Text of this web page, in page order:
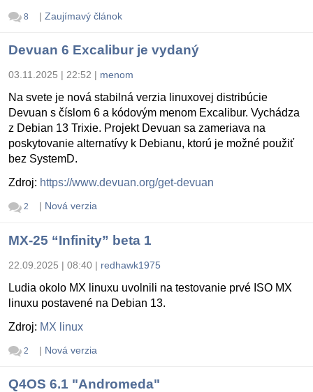
8 | Zaujímavý článok
Devuan 6 Excalibur je vydaný
03.11.2025 | 22:52 | menom
Na svete je nová stabilná verzia linuxovej distribúcie
Devuan s číslom 6 a kódovým menom Excalibur. Vychádza
z Debian 13 Trixie. Projekt Devuan sa zameriava na
poskytovanie alternatívy k Debianu, ktorú je možné použiť
bez SystemD.
Zdroj: https://www.devuan.org/get-devuan
2 | Nová verzia
MX-25 “Infinity” beta 1
22.09.2025 | 08:40 | redhawk1975
Ludia okolo MX linuxu uvolnili na testovanie prvé ISO MX
linuxu postavené na Debian 13.
Zdroj: MX linux
2 | Nová verzia
Q4OS 6.1 "Andromeda"